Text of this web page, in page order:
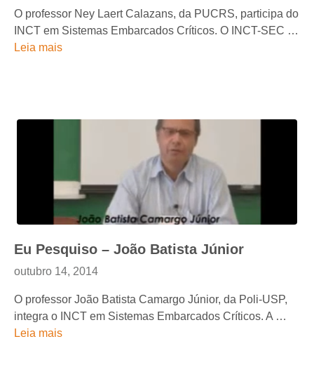
O professor Ney Laert Calazans, da PUCRS, participa do
INCT em Sistemas Embarcados Críticos. O INCT-SEC …
Leia mais
Eu Pesquiso – João Batista Júnior
outubro 14, 2014
O professor João Batista Camargo Júnior, da Poli-USP,
integra o INCT em Sistemas Embarcados Críticos. A …
Leia mais